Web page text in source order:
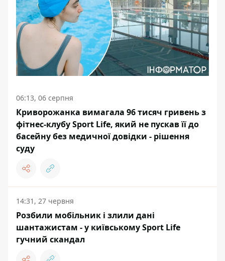
06:13, 06 серпня
Криворожанка вимагала 96 тисяч гривень з
фітнес-клубу Sport Life, який не пускав її до
басейну без медичної довідки - рішення
суду
14:31, 27 червня
Розбили мобільник і злили дані
шантажистам - у київському Sport Life
гучний скандал